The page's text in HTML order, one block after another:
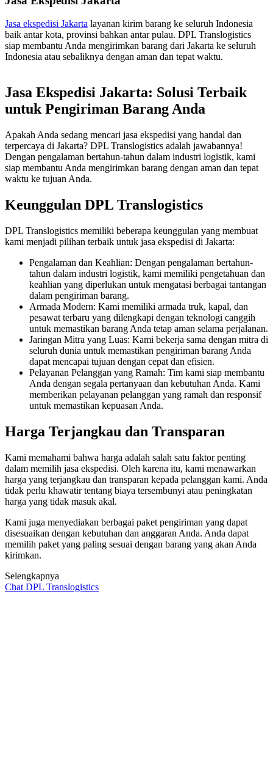
Jasa ekspedisi Jakarta layanan kirim barang ke seluruh Indonesia
baik antar kota, provinsi bahkan antar pulau. DPL Translogistics
siap membantu Anda mengirimkan barang dari Jakarta ke seluruh
Indonesia atau sebaliknya dengan aman dan tepat waktu.
Selengkapnya
Jasa Ekspedisi Jakarta: Solusi Terbaik
untuk Pengiriman Barang Anda
Apakah Anda sedang mencari jasa ekspedisi yang handal dan
terpercaya di Jakarta? DPL Translogistics adalah jawabannya!
Dengan pengalaman bertahun-tahun dalam industri logistik, kami
siap membantu Anda mengirimkan barang dengan aman dan tepat
waktu ke tujuan Anda.
Keunggulan DPL Translogistics
DPL Translogistics memiliki beberapa keunggulan yang membuat
kami menjadi pilihan terbaik untuk jasa ekspedisi di Jakarta:
Pengalaman dan Keahlian: Dengan pengalaman bertahun-
tahun dalam industri logistik, kami memiliki pengetahuan dan
keahlian yang diperlukan untuk mengatasi berbagai tantangan
dalam pengiriman barang.
Armada Modern: Kami memiliki armada truk, kapal, dan
pesawat terbaru yang dilengkapi dengan teknologi canggih
untuk memastikan barang Anda tetap aman selama perjalanan.
Jaringan Mitra yang Luas: Kami bekerja sama dengan mitra di
seluruh dunia untuk memastikan pengiriman barang Anda
dapat mencapai tujuan dengan cepat dan efisien.
Pelayanan Pelanggan yang Ramah: Tim kami siap membantu
Anda dengan segala pertanyaan dan kebutuhan Anda. Kami
memberikan pelayanan pelanggan yang ramah dan responsif
untuk memastikan kepuasan Anda.
Harga Terjangkau dan Transparan
Kami memahami bahwa harga adalah salah satu faktor penting
dalam memilih jasa ekspedisi. Oleh karena itu, kami menawarkan
harga yang terjangkau dan transparan kepada pelanggan kami. Anda
tidak perlu khawatir tentang biaya tersembunyi atau peningkatan
harga yang tidak masuk akal.
Kami juga menyediakan berbagai paket pengiriman yang dapat
disesuaikan dengan kebutuhan dan anggaran Anda. Anda dapat
memilih paket yang paling sesuai dengan barang yang akan Anda
kirimkan.
Chat DPL Translogistics